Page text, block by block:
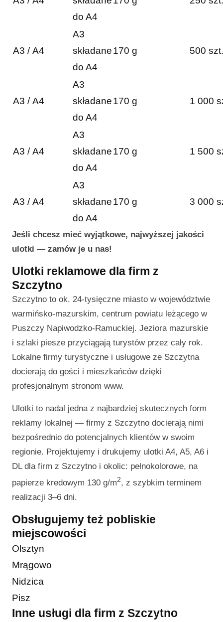
do A4
A3 / A4
A3
składane
do A4
170 g 500 szt.
A3 / A4
A3
składane
do A4
170 g 1 000
A3 / A4
A3
składane
do A4
170 g 1 500
A3 / A4
A3
składane
do A4
170 g 3 000
Jeśli chcesz mieć wyjątkowe, najwyższej jakości
ulotki — zamów je u nas!
Ulotki reklamowe dla firm z
Szczytno
Szczytno to ok. 24-tysięczne miasto w województwie
warmińsko-mazurskim, centrum powiatu leżącego w
Puszczy Napiwodzko-Ramuckiej. Jeziora mazurskie
i szlaki piesze przyciągają turystów przez cały rok.
Lokalne firmy turystyczne i usługowe ze Szczytna
docierają do gości i mieszkańców dzięki
profesjonalnym stronom www.
Ulotki to nadal jedna z najbardziej skutecznych form
reklamy lokalnej — firmy z Szczytno docierają nimi
bezpośrednio do potencjalnych klientów w swoim
regionie. Projektujemy i drukujemy ulotki A4, A5, A6 i
DL dla firm z Szczytno i okolic: pełnokolorowe, na
papierze kredowym 130 g/m2, z szybkim terminem
realizacji 3–6 dni.
Obsługujemy też pobliskie
miejscowości
Olsztyn
Mrągowo
Nidzica
Pisz
Inne usługi dla firm z Szczytno